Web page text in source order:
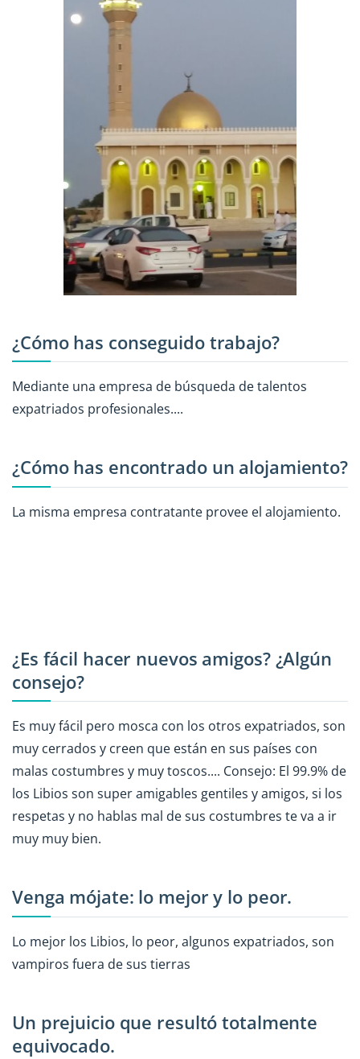
¿Cómo has conseguido trabajo?
Mediante una empresa de búsqueda de talentos
expatriados profesionales....
¿Cómo has encontrado un alojamiento?
La misma empresa contratante provee el alojamiento.
¿Es fácil hacer nuevos amigos? ¿Algún
consejo?
Es muy fácil pero mosca con los otros expatriados, son
muy cerrados y creen que están en sus países con
malas costumbres y muy toscos.... Consejo: El 99.9% de
los Libios son super amigables gentiles y amigos, si los
respetas y no hablas mal de sus costumbres te va a ir
muy muy bien.
Venga mójate: lo mejor y lo peor.
Lo mejor los Libios, lo peor, algunos expatriados, son
vampiros fuera de sus tierras
Un prejuicio que resultó totalmente
equivocado.